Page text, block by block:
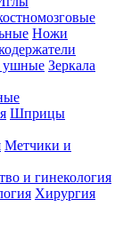
Ножи
ушные Зеркала
Шприцы
Метчики и
и гинекология
Хирургия